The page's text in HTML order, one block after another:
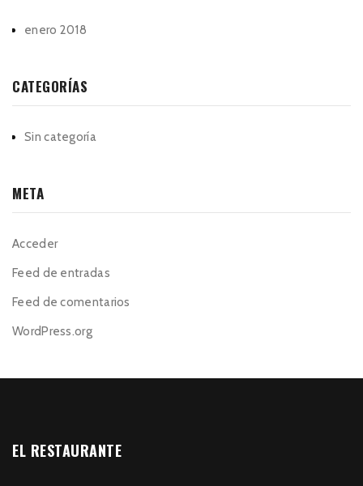
enero 2018
CATEGORÍAS
Sin categoría
META
Acceder
Feed de entradas
Feed de comentarios
WordPress.org
EL RESTAURANTE